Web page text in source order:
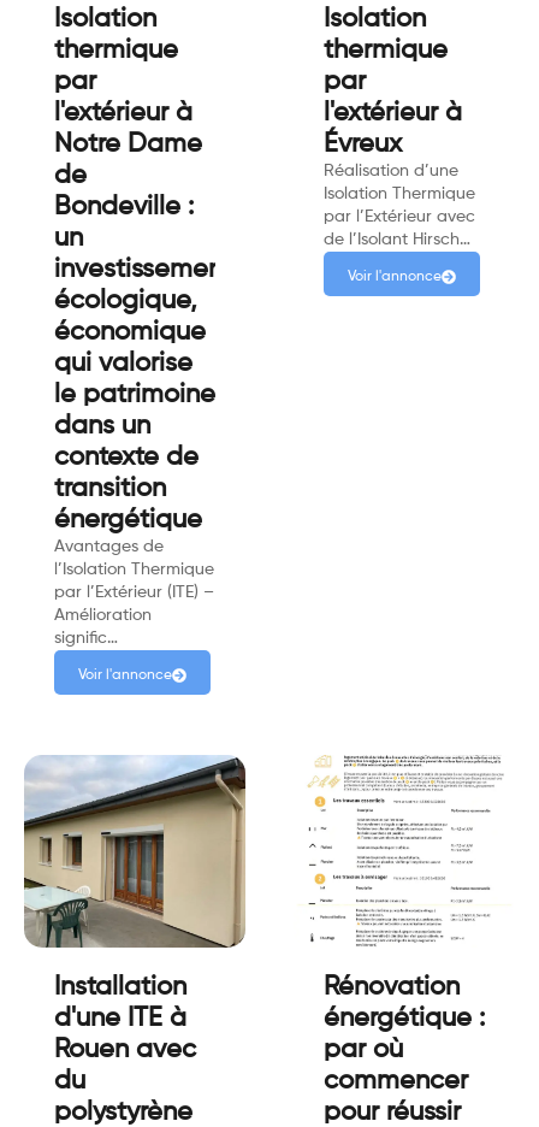
Isolation
thermique
par
l'extérieur à
Notre Dame
de
Bondeville :
un
investissement
écologique,
économique
qui valorise
le patrimoine
dans un
contexte de
transition
énergétique
Avantages de
l’Isolation Thermique
par l’Extérieur (ITE) –
Amélioration
signific…
Voir l'annonce
Isolation
thermique
par
l'extérieur à
Évreux
Réalisation d’une
Isolation Thermique
par l’Extérieur avec
de l’Isolant Hirsch…
Voir l'annonce
Installation
d'une ITE à
Rouen avec
du
polystyrène
Rénovation
énergétique :
par où
commencer
pour réussir